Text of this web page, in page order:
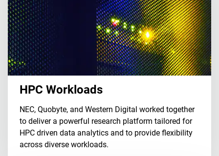
HPC Workloads
NEC, Quobyte, and Western Digital worked together
to deliver a powerful research platform tailored for
HPC driven data analytics and to provide flexibility
across diverse workloads.